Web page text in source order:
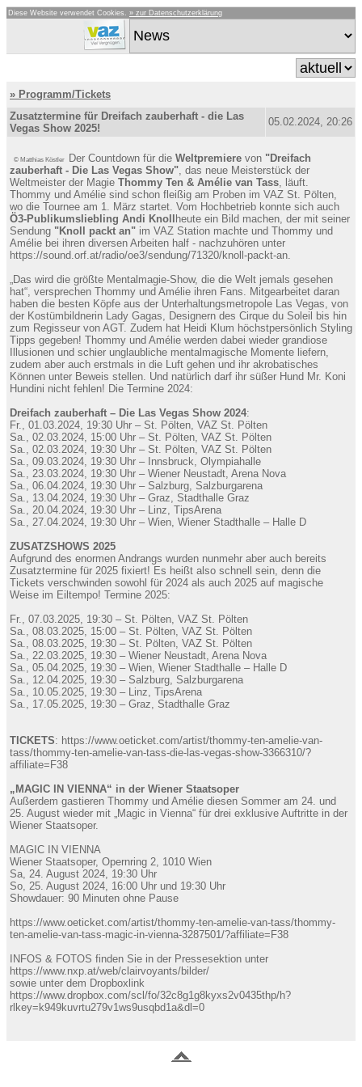
Diese Website verwendet Cookies. » zur Datenschutzerklärung
» Programm/Tickets
Zusatztermine für Dreifach zauberhaft - die Las
Vegas Show 2025!
05.02.2024, 20:26
© Matthias Köstler Der Countdown für die Weltpremiere von "Dreifach
zauberhaft - Die Las Vegas Show", das neue Meisterstück der
Weltmeister der Magie Thommy Ten & Amélie van Tass, läuft.
Thommy und Amélie sind schon fleißig am Proben im VAZ St. Pölten,
wo die Tournee am 1. März startet. Vom Hochbetrieb konnte sich auch
Ö3-Publikumsliebling Andi Knoll
heute ein Bild machen, der mit seiner
Sendung "Knoll packt an" im VAZ Station machte und Thommy und
Amélie bei ihren diversen Arbeiten half - nachzuhören unter
https://sound.orf.at/radio/oe3/sendung/71320/knoll-packt-an.
„Das wird die größte Mentalmagie-Show, die die Welt jemals gesehen
hat“, versprechen Thommy und Amélie ihren Fans. Mitgearbeitet daran
haben die besten Köpfe aus der Unterhaltungsmetropole Las Vegas, von
der Kostümbildnerin Lady Gagas, Designern des Cirque du Soleil bis hin
zum Regisseur von AGT. Zudem hat Heidi Klum höchstpersönlich Styling
Tipps gegeben! Thommy und Amélie werden dabei wieder grandiose
Illusionen und schier unglaubliche mentalmagische Momente liefern,
zudem aber auch erstmals in die Luft gehen und ihr akrobatisches
Können unter Beweis stellen. Und natürlich darf ihr süßer Hund Mr. Koni
Hundini nicht fehlen! Die Termine 2024:
Dreifach zauberhaft – Die Las Vegas Show 2024:
Fr., 01.03.2024, 19:30 Uhr – St. Pölten, VAZ St. Pölten
Sa., 02.03.2024, 15:00 Uhr – St. Pölten, VAZ St. Pölten
Sa., 02.03.2024, 19:30 Uhr – St. Pölten, VAZ St. Pölten
Sa., 09.03.2024, 19:30 Uhr – Innsbruck, Olympiahalle
Sa., 23.03.2024, 19:30 Uhr – Wiener Neustadt, Arena Nova
Sa., 06.04.2024, 19:30 Uhr – Salzburg, Salzburgarena
Sa., 13.04.2024, 19:30 Uhr – Graz, Stadthalle Graz
Sa., 20.04.2024, 19:30 Uhr – Linz, TipsArena
Sa., 27.04.2024, 19:30 Uhr – Wien, Wiener Stadthalle – Halle D
ZUSATZSHOWS 2025
Aufgrund des enormen Andrangs wurden nunmehr aber auch bereits
Zusatztermine für 2025 fixiert! Es heißt also schnell sein, denn die
Tickets verschwinden sowohl für 2024 als auch 2025 auf magische
Weise im Eiltempo! Termine 2025:
Fr., 07.03.2025, 19:30 – St. Pölten, VAZ St. Pölten
Sa., 08.03.2025, 15:00 – St. Pölten, VAZ St. Pölten
Sa., 08.03.2025, 19:30 – St. Pölten, VAZ St. Pölten
Sa., 22.03.2025, 19:30 – Wiener Neustadt, Arena Nova
Sa., 05.04.2025, 19:30 – Wien, Wiener Stadthalle – Halle D
Sa., 12.04.2025, 19:30 – Salzburg, Salzburgarena
Sa., 10.05.2025, 19:30 – Linz, TipsArena
Sa., 17.05.2025, 19:30 – Graz, Stadthalle Graz
TICKETS: https://www.oeticket.com/artist/thommy-ten-amelie-van-
tass/thommy-ten-amelie-van-tass-die-las-vegas-show-3366310/?
affiliate=F38
„MAGIC IN VIENNA“ in der Wiener Staatsoper
Außerdem gastieren Thommy und Amélie diesen Sommer am 24. und
25. August wieder mit „Magic in Vienna“ für drei exklusive Auftritte in der
Wiener Staatsoper.
MAGIC IN VIENNA
Wiener Staatsoper, Opernring 2, 1010 Wien
Sa, 24. August 2024, 19:30 Uhr
So, 25. August 2024, 16:00 Uhr und 19:30 Uhr
Showdauer: 90 Minuten ohne Pause
https://www.oeticket.com/artist/thommy-ten-amelie-van-tass/thommy-
ten-amelie-van-tass-magic-in-vienna-3287501/?affiliate=F38
INFOS & FOTOS finden Sie in der Pressesektion unter
https://www.nxp.at/web/clairvoyants/bilder/
sowie unter dem Dropboxlink
https://www.dropbox.com/scl/fo/32c8g1g8kyxs2v0435thp/h?
rlkey=k949kuvrtu279v1ws9usqbd1a&dl=0